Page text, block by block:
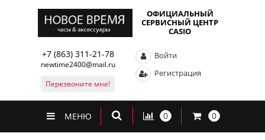
ОФИЦИАЛЬНЫЙ
СЕРВИСНЫЙ ЦЕНТР
CASIO
+7 (863) 311-21-78
newtime2400@mail.ru
Перезвоните мне!
Войти
Регистрация
МЕНЮ 0 0